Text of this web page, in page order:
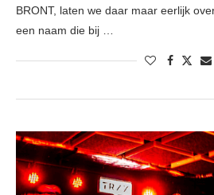
BRONT, laten we daar maar eerlijk
een naam die bij …